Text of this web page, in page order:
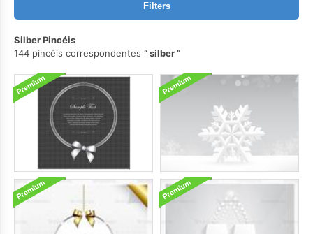
Filters
Silber Pincéis
144 pincéis correspondentes
silber